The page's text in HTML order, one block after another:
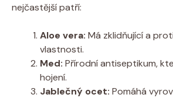
nejčastější patří:
Aloe vera: Má zklidňující a
vlastnosti.
Med: Přírodní antiseptikum,
hojení.
Jablečný ocet: Pomáhá